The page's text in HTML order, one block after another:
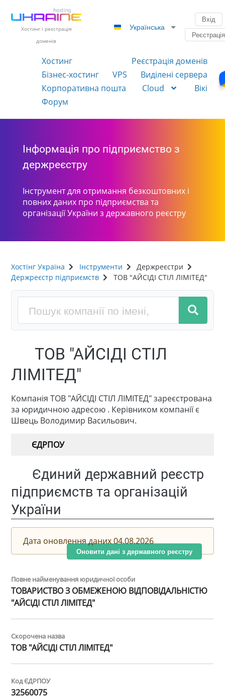
Хостинг і реєстрація
доменів
Українська
Вхід
Реєстрація
Хостинг
Реєстрація доменів
Бізнес-хостинг
VPS
Виділені сервера
Корпоративна пошта
Cloud
Вікі
Форум
Інформація про підприємство з
держреєстру
Інструмент для отримання безкоштовних і
повних даних про підприємства та
організації України з державного реєстру
Хостінг Україна Інструменти
Держреєстри
Держреєстр підприємств
ТОВ "АЙСІДІ СТІЛ ЛІМІТЕД"
ТОВ "АЙСІДІ СТІЛ
ЛІМІТЕД"
Компанія ТОВ "АЙСІДІ СТІЛ ЛІМІТЕД" зареєстрована
за юридичною адресою . Керівником компанії є
Швець Володимир Васильович.
ЄДРПОУ
Єдиний державний реєстр
підприємств та організацій
України
Дата оновлення даних 04.08.2026
Оновити дані з державного реєстру
Повне найменування юридичної особи
ТОВАРИСТВО З ОБМЕЖЕНОЮ ВІДПОВІДАЛЬНІСТЮ
"АЙСІДІ СТІЛ ЛІМІТЕД"
Скорочена назва
ТОВ "АЙСІДІ СТІЛ ЛІМІТЕД"
Код ЄДРПОУ
32560075